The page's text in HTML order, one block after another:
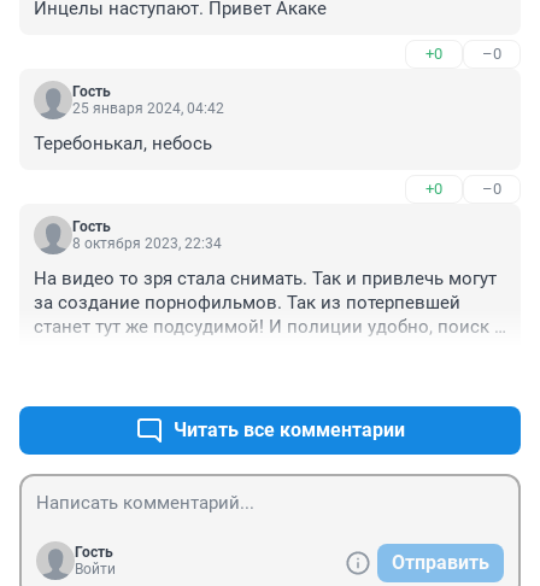
Инцелы наступают. Привет Акаке
+0 –0
Гость
25 января 2024, 04:42
Теребонькал, небось
+0 –0
Гость
8 октября 2023, 22:34
На видео то зря стала снимать. Так и привлечь могут
за создание порнофильмов. Так из потерпевшей
станет тут же подсудимой! И полиции удобно, поиск
Читать все комментарии
Гость
Войти
Отправить